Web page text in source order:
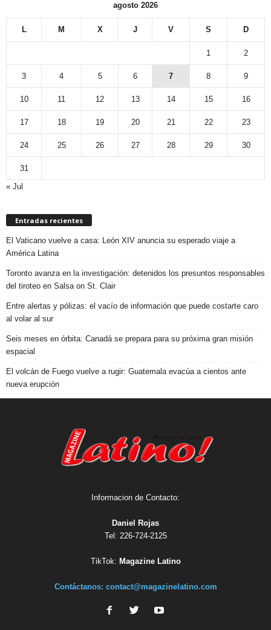
agosto 2026
L M X J V S D
1 2
3 4 5 6 7 8 9
10 11 12 13 14 15 16
17 18 19 20 21 22 23
24 25 26 27 28 29 30
31
« Jul
Entradas recientes
El Vaticano vuelve a casa: León XIV anuncia su esperado viaje a
América Latina
Toronto avanza en la investigación: detenidos los presuntos responsables
del tiroteo en Salsa on St. Clair
Entre alertas y pólizas: el vacío de información que puede costarte caro
al volar al sur
Seis meses en órbita: Canadá se prepara para su próxima gran misión
espacial
El volcán de Fuego vuelve a rugir: Guatemala evacúa a cientos ante
nueva erupción
Informacion de Contacto:
Daniel Rojas
Tel: 226-724-2125
TikTok: Magazine Latino
Contáctanos: contact@magazinelatino.com